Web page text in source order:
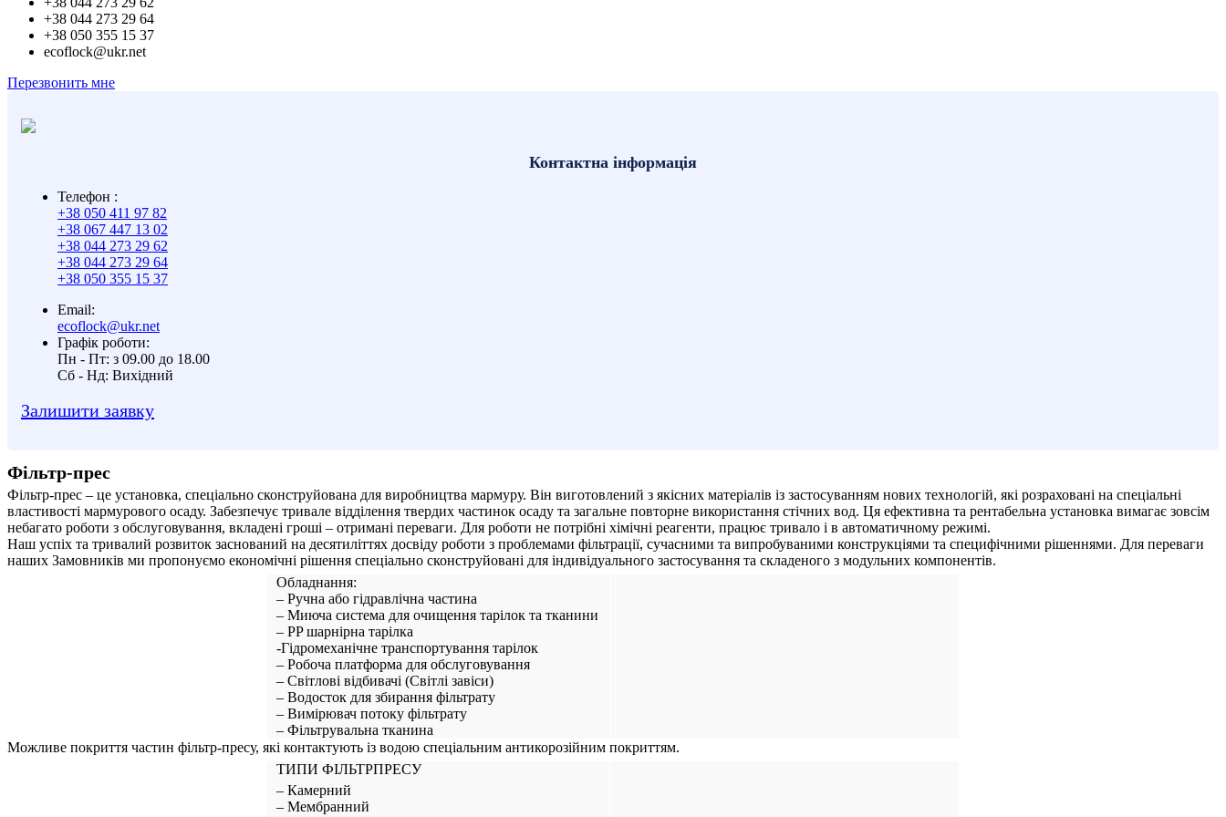
+38 044 273 29 64
+38 050 355 15 37
ecoflock@ukr.net
Перезвонить мне
Контактна інформація
Телефон :
+38 050 411 97 82
+38 067 447 13 02
+38 044 273 29 62
+38 044 273 29 64
+38 050 355 15 37
Email:
ecoflock@ukr.net
Графік роботи:
Пн - Пт: з 09.00 до 18.00
Cб - Нд: Вихідний
Залишити заявку
Фільтр-прес
Фільтр-прес – це установка, спеціально сконструйована для виробництва мармуру. Він виготовлений з якісних матеріалів із застосуванням нових технологій, які розраховані на спеціальні
властивості мармурового осаду. Забезпечує тривале відділення твердих частинок осаду та загальне повторне використання стічних вод. Ця ефективна та рентабельна установка вимагає зовсім
небагато роботи з обслуговування, вкладені гроші – отримані переваги. Для роботи не потрібні хімічні реагенти, працює тривало і в автоматичному режимі.
Наш успіх та тривалий розвиток заснований на десятиліттях досвіду роботи з проблемами фільтрації, сучасними та випробуваними конструкціями та специфічними рішеннями. Для переваги
наших Замовників ми пропонуємо економічні рішення спеціально сконструйовані для індивідуального застосування та складеного з модульних компонентів.
Обладнання:
– Ручна або гідравлічна частина
– Миюча система для очищення тарілок та тканини
– PP шарнірна тарілка
-Гідромеханічне транспортування тарілок
– Робоча платформа для обслуговування
– Світлові відбивачі (Світлі завіси)
– Водосток для збирання фільтрату
– Вимірювач потоку фільтрату
– Фільтрувальна тканина
Можливе покриття частин фільтр-пресу, які контактують із водою спеціальним антикорозійним покриттям.
ТИПИ ФІЛЬТРПРЕСУ
– Камерний
– Мембранний